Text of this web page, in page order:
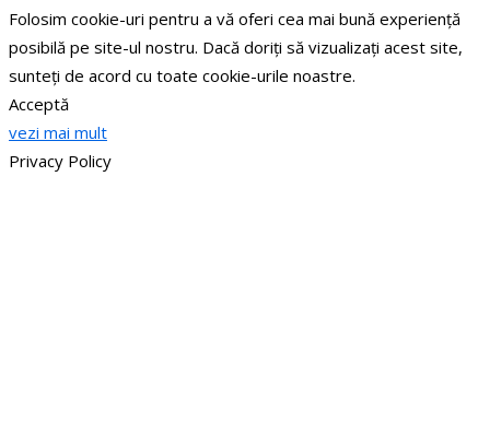
Folosim cookie-uri pentru a vă oferi cea mai bună experiență
posibilă pe site-ul nostru. Dacă doriți să vizualizați acest site,
sunteți de acord cu toate cookie-urile noastre.
Acceptă
vezi mai mult
Privacy Policy